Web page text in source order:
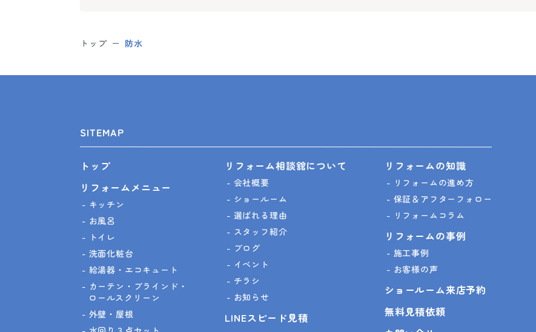
トップ 防水
SITEMAP
トップ
リフォームメニュー
キッチン
お風呂
トイレ
洗面化粧台
給湯器・エコキュート
カーテン・ブラインド・
ロールスクリーン
外壁・屋根
リフォーム相談舘について
会社概要
ショールーム
選ばれる理由
スタッフ紹介
ブログ
イベント
チラシ
お知らせ
LINEスピード見積
リフォームの知識
リフォームの進め方
保証＆アフターフォロー
リフォームコラム
リフォームの事例
施工事例
お客様の声
ショールーム来店予約
無料見積依頼